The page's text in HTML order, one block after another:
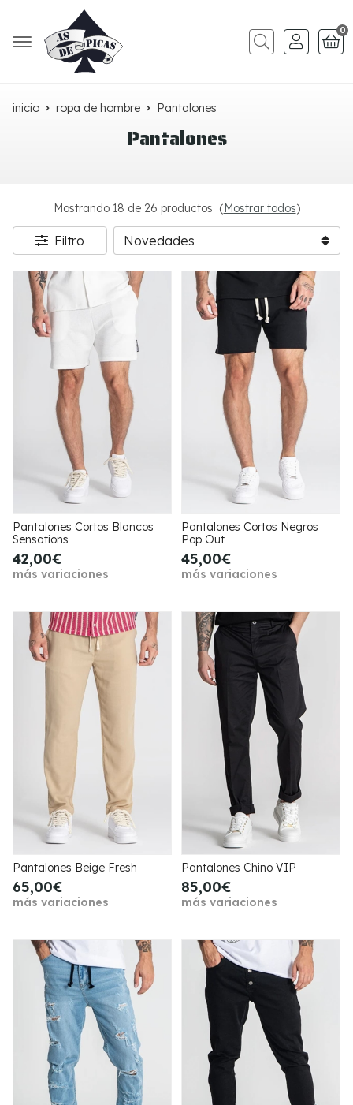
Buscar
0
inicio ropa de hombre Pantalones
Pantalones
Mostrando 18 de 26 productos ( Mostrar todos)
Filtro
Pantalones Cortos Blancos
Sensations
42,00€
más variaciones
Pantalones Cortos Negros
Pop Out
45,00€
más variaciones
Pantalones Beige Fresh
65,00€
más variaciones
Pantalones Chino VIP
85,00€
más variaciones